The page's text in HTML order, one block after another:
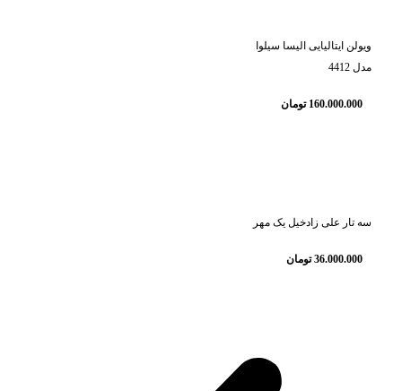
ویولن ایتالیایی الیسا سیلوا
مدل 4412
160.000.000 تومان
سه تار علی زادخیل یک مهر
36.000.000 تومان